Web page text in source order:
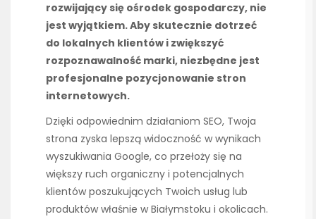
rozwijający się ośrodek gospodarczy, nie
jest wyjątkiem. Aby skutecznie dotrzeć
do lokalnych klientów i zwiększyć
rozpoznawalność marki, niezbędne jest
profesjonalne pozycjonowanie stron
internetowych.
Dzięki odpowiednim działaniom SEO, Twoja
strona zyska lepszą widoczność w wynikach
wyszukiwania Google, co przełoży się na
większy ruch organiczny i potencjalnych
klientów poszukujących Twoich usług lub
produktów właśnie w Białymstoku i okolicach.